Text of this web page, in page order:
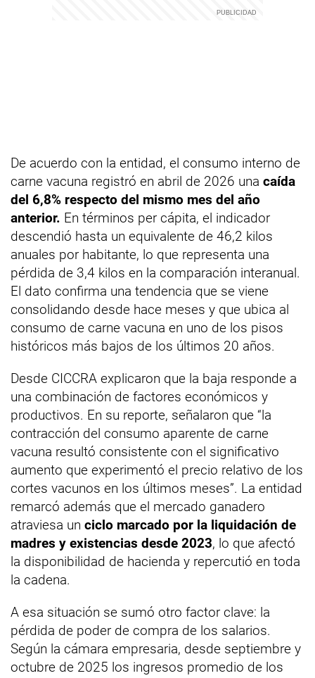
De acuerdo con la entidad, el consumo interno de
carne vacuna registró en abril de 2026 una caída
del 6,8% respecto del mismo mes del año
anterior. En términos per cápita, el indicador
descendió hasta un equivalente de 46,2 kilos
anuales por habitante, lo que representa una
pérdida de 3,4 kilos en la comparación interanual.
El dato confirma una tendencia que se viene
consolidando desde hace meses y que ubica al
consumo de carne vacuna en uno de los pisos
históricos más bajos de los últimos 20 años.
Desde CICCRA explicaron que la baja responde a
una combinación de factores económicos y
productivos. En su reporte, señalaron que “la
contracción del consumo aparente de carne
vacuna resultó consistente con el significativo
aumento que experimentó el precio relativo de los
cortes vacunos en los últimos meses”. La entidad
remarcó además que el mercado ganadero
atraviesa un ciclo marcado por la liquidación de
madres y existencias desde 2023, lo que afectó
la disponibilidad de hacienda y repercutió en toda
la cadena.
A esa situación se sumó otro factor clave: la
pérdida de poder de compra de los salarios.
Según la cámara empresaria, desde septiembre y
octubre de 2025 los ingresos promedio de los